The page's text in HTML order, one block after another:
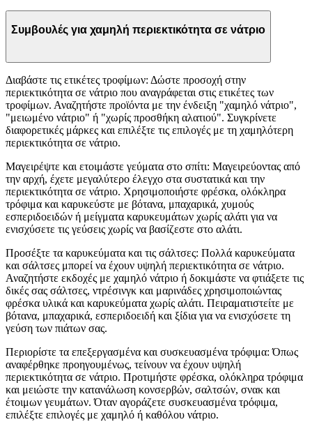
Συμβουλές για χαμηλή περιεκτικότητα σε νάτριο
Διαβάστε τις ετικέτες τροφίμων: Δώστε προσοχή στην
περιεκτικότητα σε νάτριο που αναγράφεται στις ετικέτες των
τροφίμων. Αναζητήστε προϊόντα με την ένδειξη "χαμηλό νάτριο",
"μειωμένο νάτριο" ή "χωρίς προσθήκη αλατιού". Συγκρίνετε
διαφορετικές μάρκες και επιλέξτε τις επιλογές με τη χαμηλότερη
περιεκτικότητα σε νάτριο.
Μαγειρέψτε και ετοιμάστε γεύματα στο σπίτι: Μαγειρεύοντας από
την αρχή, έχετε μεγαλύτερο έλεγχο στα συστατικά και την
περιεκτικότητα σε νάτριο. Χρησιμοποιήστε φρέσκα, ολόκληρα
τρόφιμα και καρυκεύστε με βότανα, μπαχαρικά, χυμούς
εσπεριδοειδών ή μείγματα καρυκευμάτων χωρίς αλάτι για να
ενισχύσετε τις γεύσεις χωρίς να βασίζεστε στο αλάτι.
Προσέξτε τα καρυκεύματα και τις σάλτσες: Πολλά καρυκεύματα
και σάλτσες μπορεί να έχουν υψηλή περιεκτικότητα σε νάτριο.
Αναζητήστε εκδοχές με χαμηλό νάτριο ή δοκιμάστε να φτιάξετε τις
δικές σας σάλτσες, ντρέσινγκ και μαρινάδες χρησιμοποιώντας
φρέσκα υλικά και καρυκεύματα χωρίς αλάτι. Πειραματιστείτε με
βότανα, μπαχαρικά, εσπεριδοειδή και ξίδια για να ενισχύσετε τη
γεύση των πιάτων σας.
Περιορίστε τα επεξεργασμένα και συσκευασμένα τρόφιμα: Όπως
αναφέρθηκε προηγουμένως, τείνουν να έχουν υψηλή
περιεκτικότητα σε νάτριο. Προτιμήστε φρέσκα, ολόκληρα τρόφιμα
και μειώστε την κατανάλωση κονσερβών, σαλτσών, σνακ και
έτοιμων γευμάτων. Όταν αγοράζετε συσκευασμένα τρόφιμα,
επιλέξτε επιλογές με χαμηλό ή καθόλου νάτριο.